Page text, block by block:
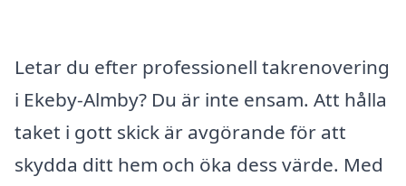
Letar du efter professionell takrenovering
i Ekeby-Almby? Du är inte ensam. Att hålla
taket i gott skick är avgörande för att
skydda ditt hem och öka dess värde. Med